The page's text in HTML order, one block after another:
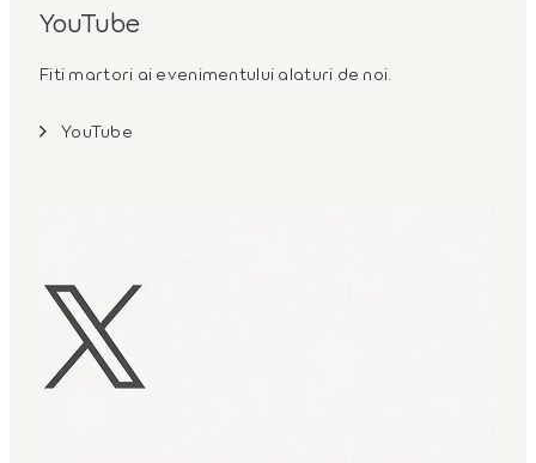
YouTube
Fiti martori ai evenimentului alaturi de noi.
YouTube